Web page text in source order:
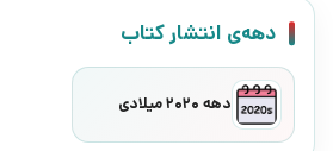
دهه‌ی انتشار کتاب
دهه 2020 میلادی